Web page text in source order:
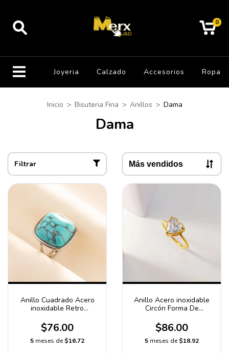
0
Joyeria Calzado Accesorios Ropa
Inicio > Bisuteria Fina > Anillos > Dama
Dama
Filtrar
Anillo Cuadrado Acero
inoxidable Retro
Deslustre/Piedra imitaci
$76.00
5 meses de$16.72
Anillo Acero inoxidable
Circón Forma De
$86.00
5 meses de$18.92